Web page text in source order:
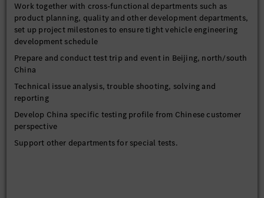
Work together with cross-functional departments such as
product planning, quality and other development departments,
set up project milestones to ensure tight vehicle engineering
development schedule
Prepare and conduct test trip and event in Beijing, north/south
China
Technical issue analysis, trouble shooting, solving and
reporting
Develop China specific testing profile from Chinese customer
perspective
Support other departments for special tests.